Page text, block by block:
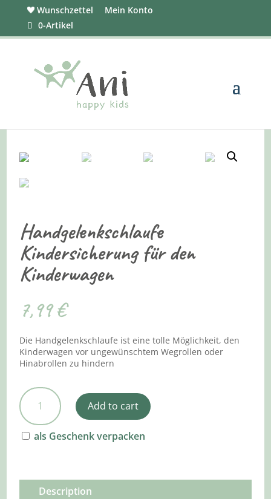
Wunschzettel
Mein Konto
0-Artikel
Handgelenkschlaufe
Kindersicherung für den
Kinderwagen
7,99€
Die Handgelenkschlaufe ist eine tolle Möglichkeit, den
Kinderwagen vor ungewünschtem Wegrollen oder
Hinabrollen zu hindern
Handgelenkschlaufe
Kindersicherung
für
den
Add to cart
als Geschenk verpacken
Description